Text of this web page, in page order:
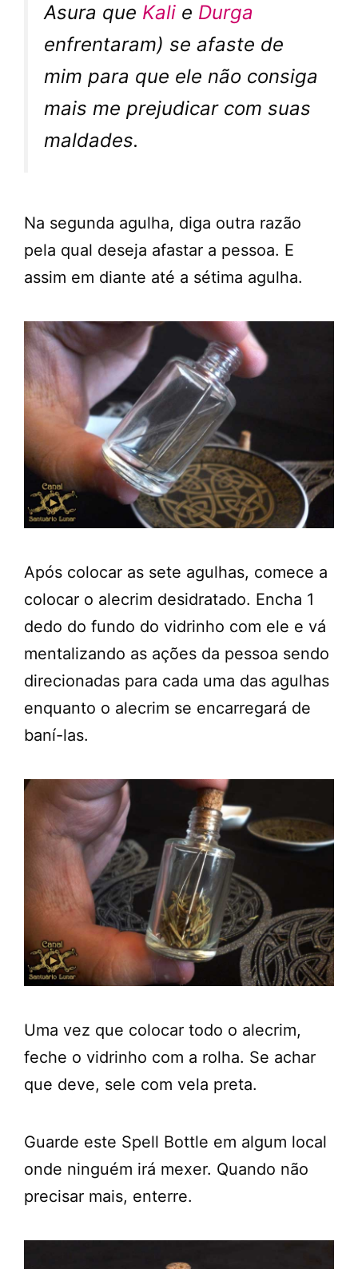
Asura que Kali e Durga
enfrentaram) se afaste de
mim para que ele não consiga
mais me prejudicar com suas
maldades.
Na segunda agulha, diga outra razão
pela qual deseja afastar a pessoa. E
assim em diante até a sétima agulha.
Após colocar as sete agulhas, comece a
colocar o alecrim desidratado. Encha 1
dedo do fundo do vidrinho com ele e vá
mentalizando as ações da pessoa sendo
direcionadas para cada uma das agulhas
enquanto o alecrim se encarregará de
baní-las.
Uma vez que colocar todo o alecrim,
feche o vidrinho com a rolha. Se achar
que deve, sele com vela preta.
Guarde este Spell Bottle em algum local
onde ninguém irá mexer. Quando não
precisar mais, enterre.